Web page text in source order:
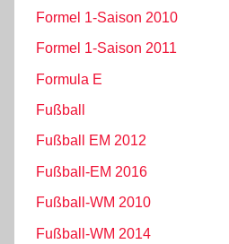
Formel 1-Saison 2010
Formel 1-Saison 2011
Formula E
Fußball
Fußball EM 2012
Fußball-EM 2016
Fußball-WM 2010
Fußball-WM 2014